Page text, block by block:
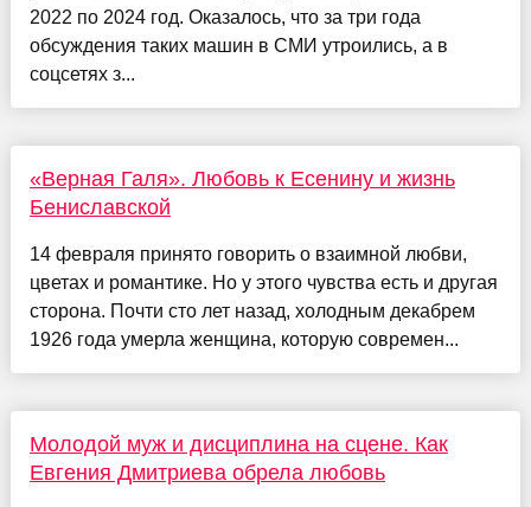
2022 по 2024 год. Оказалось, что за три года
обсуждения таких машин в СМИ утроились, а в
соцсетях з...
«Верная Галя». Любовь к Есенину и жизнь
Бениславской
14 февраля принято говорить о взаимной любви,
цветах и романтике. Но у этого чувства есть и другая
сторона. Почти сто лет назад, холодным декабрем
1926 года умерла женщина, которую современ...
Молодой муж и дисциплина на сцене. Как
Евгения Дмитриева обрела любовь